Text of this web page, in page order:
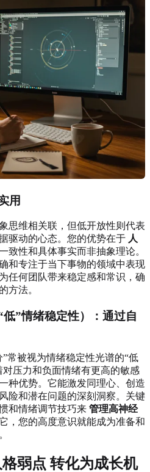
用
思维相关联，但低开放性则代表
驱动的心态。您的优势在于 人
致性和具体事实而非抽象理论。
和专注于当下事物的领域中表现
任何团队带来稳定感和常识，确
方法。
”情绪稳定性）：通过自
常被视为情绪稳定性光谱的“低
压力和负面情绪有更高的敏感
种优势。它能激发同理心、创造
险和潜在问题的深刻洞察。关键
和情绪调节技巧来 管理高神经
，您的高度意识就能成为准备和
格弱点 转化为成长机